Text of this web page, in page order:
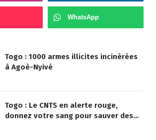
WhatsApp
Togo : 1000 armes illicites incinérées
à Agoè-Nyivé
Togo : Le CNTS en alerte rouge,
donnez votre sang pour sauver des